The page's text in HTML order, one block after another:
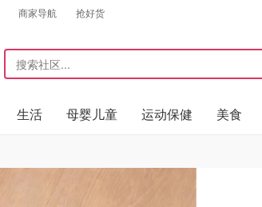
商家导航 抢好货
生活 母婴儿童 运动保健 美食